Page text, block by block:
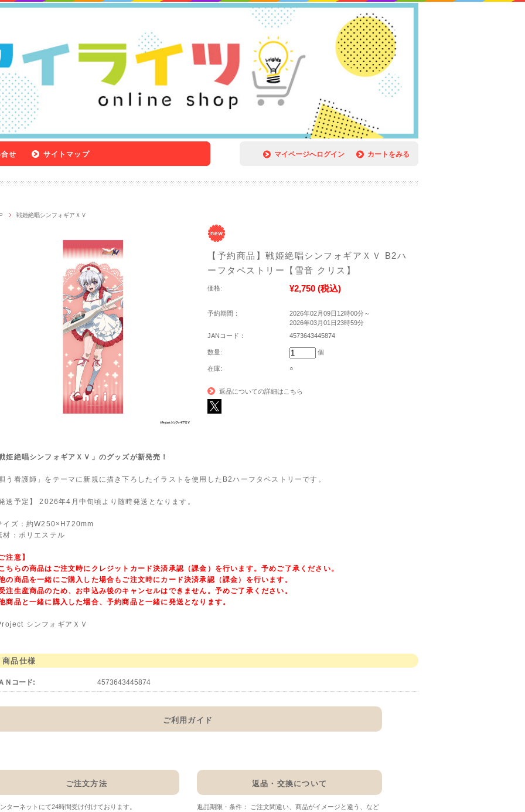
マイページへログイン カートをみる
せ サイトマップ
戦姫絶唱シンフォギアＸＶ
【予約商品】戦姫絶唱シンフォギアＸＶ B2ハ
ーフタペストリー【雪音 クリス】
価格: ¥2,750 (税込)
予約期間：
2026年02月09日12時00分～
2026年03月01日23時59分
JANコード：
4573643445874
数量: 個
在庫: ○
返品についての詳細はこちら
戦姫絶唱シンフォギアＸＶ」のグッズが新発売！
唄う看護師」をテーマに新規に描き下ろしたイラストを使用したB2ハーフタペストリーです。
発送予定】 2026年4月中旬頃より随時発送となります。
イズ：約W250×H720mm
材：ポリエステル
注意】
ちらの商品はご注文時にクレジットカード決済承認（課金）を行います。予めご了承ください。
の商品を一緒にご購入した場合もご注文時にカード決済承認（課金）を行います。
注生産商品のため、お申込み後のキャンセルはできません。予めご了承ください。
商品と一緒に購入した場合、予約商品と一緒に発送となります。
シンフォギアＸＶ
商品仕様
Ｎコード: 4573643445874
ご利用ガイド
ご注文方法
ターネットにて24時間受け付けております。
返品・交換について
返品期限・条件： ご注文間違い、商品がイメージと違う、など